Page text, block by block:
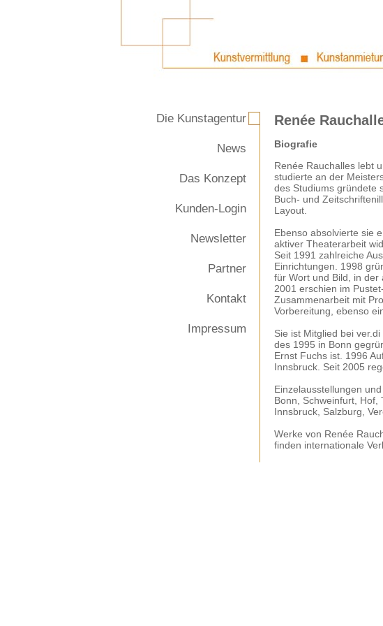
Renée
Biografie
Renée Rauchalles lebt
studierte an der
des Studiums gründete
Buch- und
Layout.
Ebenso absolvierte sie
aktiver Theaterarbeit
Seit 1991 zahlreiche
Einrichtungen. 1998
für Wort und Bild, in der
2001 erschien im
Zusammenarbeit mit
Vorbereitung, ebenso
Sie ist Mitglied bei
des 1995 in Bonn
Ernst Fuchs ist. 1996
Innsbruck. Seit 2005
Einzelausstellungen
Bonn, Schweinfurt, Hof,
Innsbruck, Salzburg,
Werke von Renée
finden internationale
Die Kunstagentur
News
Das Konzept
Kunden-Login
Newsletter
Partner
Kontakt
Impressum